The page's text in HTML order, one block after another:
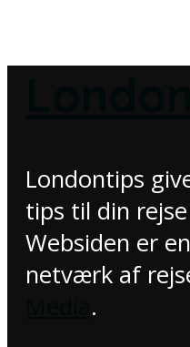
Londontips
tips til din
Websiden er
netværk af
.